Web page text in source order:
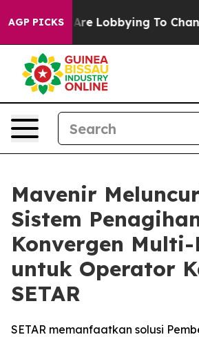
AGP PICKS
Airlines Are Lobbying To Change
Mavenir
Sistem
Konvergen Multi-
untuk Operator
SETAR
SETAR memanfaatkan solusi